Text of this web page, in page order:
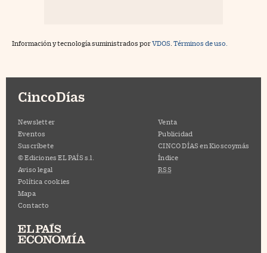
Información y tecnología suministrados porVDOS Términos de uso.
CincoDías
Newsletter
Eventos
Suscríbete
© Ediciones EL PAÍS s.l.
Aviso legal
Política cookies
Mapa
Contacto
Venta
Publicidad
CINCO DÍAS en Kioscoymás
Índice
RSS